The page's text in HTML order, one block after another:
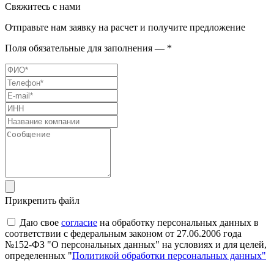
Свяжитесь с нами
Отправьте нам заявку на расчет и получите предложение
Поля обязательные для заполнения — *
Прикрепить файл
Даю свое согласие на обработку персональных данных в
соответствии с федеральным законом от 27.06.2006 года
№152-ФЗ "О персональных данных" на условиях и для целей,
определенных "Политикой обработки персональных данных"